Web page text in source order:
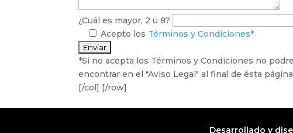
¿Cuál es mayor, 2 u 8?
Acepto los Términos y Condiciones*
*Si no acepta los Términos y Condiciones no
encontrar en el "Aviso Legal" al final de ésta página
[/col] [/row]
Desarrollado y